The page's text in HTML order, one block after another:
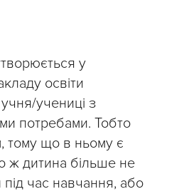
у
освіти
учениці з
потребами. Тобто
тому що в ньому є
дитина більше не
під час навчання, або